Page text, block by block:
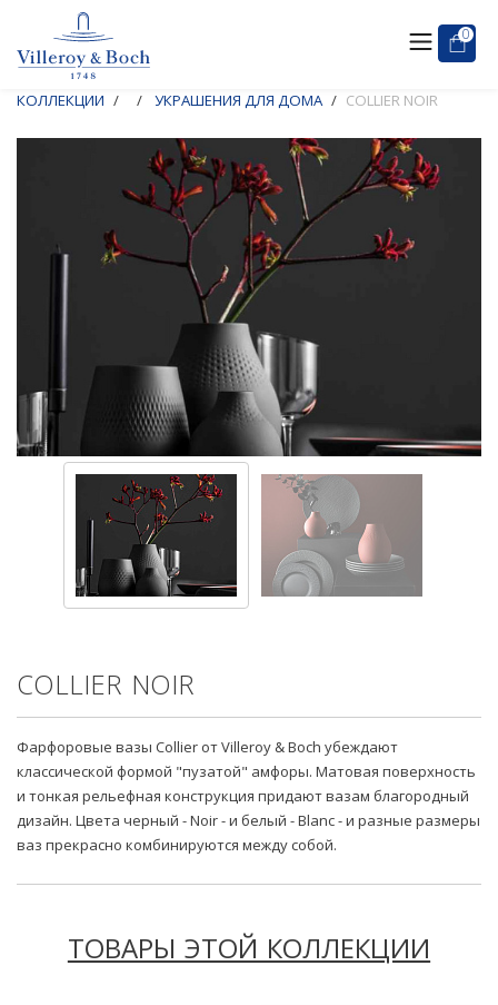
0
КОЛЛЕКЦИИ УКРАШЕНИЯ ДЛЯ ДОМА COLLIER NOIR
COLLIER NOIR
Фарфоровые вазы Collier от Villeroy & Boch убеждают
классической формой "пузатой" амфоры. Матовая поверхность
и тонкая рельефная конструкция придают вазам благородный
дизайн. Цвета черный - Noir - и белый - Blanc - и разные размеры
ваз прекрасно комбинируются между собой.
ТОВАРЫ ЭТОЙ КОЛЛЕКЦИИ